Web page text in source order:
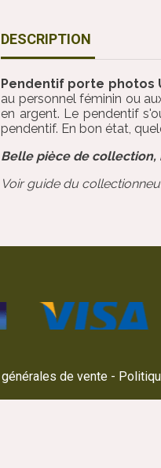
DESCRIPTION
Pendentif porte photos
au personnel féminin ou
en argent. Le pendentif
pendentif. En bon état,
Belle pièce de collection,
Voir guide du
de vente